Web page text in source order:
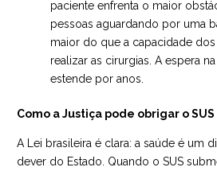
paciente enfrenta o maior
pessoas aguardando por uma
maior do que a capacidade
realizar as cirurgias. A espera
estende por anos.
Como a Justiça pode obrigar o
A Lei brasileira é clara: a saúde é um
dever do Estado. Quando o SUS